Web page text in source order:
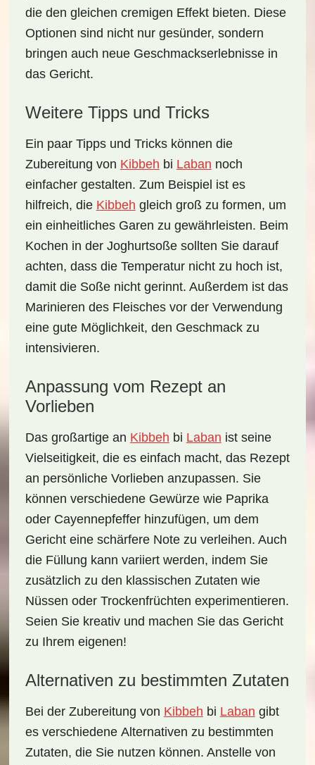
die den gleichen cremigen Effekt bieten. Diese
Optionen sind nicht nur gesünder, sondern
bringen auch neue Geschmackserlebnisse in
das Gericht.
Weitere Tipps und Tricks
Ein paar Tipps und Trickskönnen die
Zubereitung von Kibbeh bi Laban noch
einfacher gestalten. Zum Beispiel ist es
hilfreich, die Kibbeh gleich groß zu formen, um
ein einheitliches Garen zu gewährleisten. Beim
Kochen in der Joghurtsoße sollten Sie darauf
achten, dass die Temperatur nicht zu hoch ist,
damit die Soße nicht gerinnt. Außerdem ist das
Marinieren des Fleisches vor der Verwendung
eine gute Möglichkeit, den Geschmack zu
intensivieren.
Anpassung vom Rezept an
Vorlieben
Das großartige an Kibbeh bi Laban ist seine
Vielseitigkeit, die es einfach macht, das Rezept
an persönliche Vorlieben anzupassen. Sie
können verschiedene Gewürze wie Paprika
oder Cayennepfeffer hinzufügen, um dem
Gericht eine schärfere Note zu verleihen. Auch
die Füllung kann variiert werden, indem Sie
zusätzlich zu den klassischen Zutaten wie
Nüssen oder Trockenfrüchten experimentieren.
Seien Sie kreativ und machen Sie das Gericht
zu Ihrem eigenen!
Alternativen zu bestimmten Zutaten
Bei der Zubereitung von Kibbeh bi Laban gibt
es verschiedene Alternativen zu bestimmten
Zutaten, die Sie nutzen können. Anstelle von